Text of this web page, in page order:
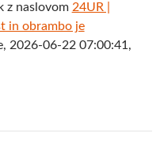
z naslovom 24UR |
in obrambo je
2026-06-22 07:00:41,